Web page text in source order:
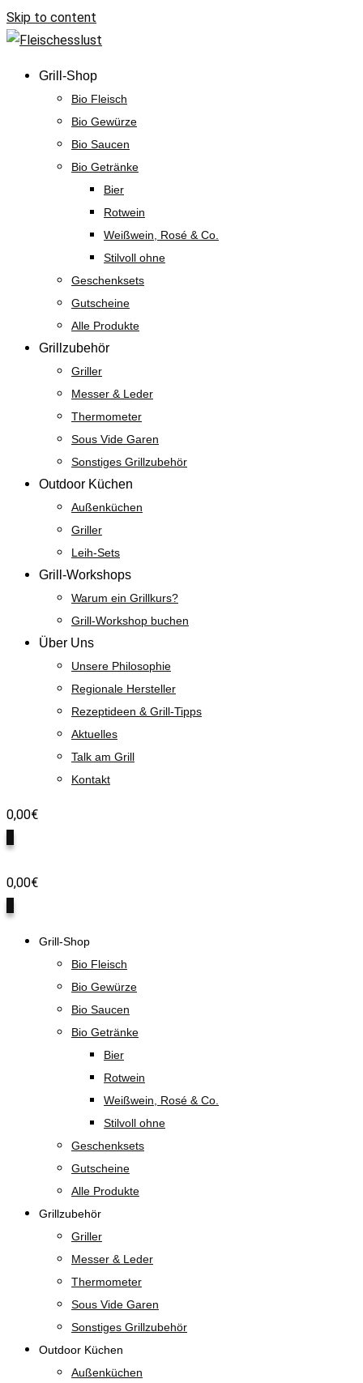
Skip to content
Grill-Shop
Bio Fleisch
Bio Gewürze
Bio Saucen
Bio Getränke
Bier
Rotwein
Weißwein, Rosé & Co.
Stilvoll ohne
Geschenksets
Gutscheine
Alle Produkte
Grillzubehör
Griller
Messer & Leder
Thermometer
Sous Vide Garen
Sonstiges Grillzubehör
Outdoor Küchen
Außenküchen
Griller
Leih-Sets
Grill-Workshops
Warum ein Grillkurs?
Grill-Workshop buchen
Über Uns
Unsere Philosophie
Regionale Hersteller
Rezeptideen & Grill-Tipps
Aktuelles
Talk am Grill
Kontakt
0,00€
0,00€
Grill-Shop
Bio Fleisch
Bio Gewürze
Bio Saucen
Bio Getränke
Bier
Rotwein
Weißwein, Rosé & Co.
Stilvoll ohne
Geschenksets
Gutscheine
Alle Produkte
Grillzubehör
Griller
Messer & Leder
Thermometer
Sous Vide Garen
Sonstiges Grillzubehör
Outdoor Küchen
Außenküchen